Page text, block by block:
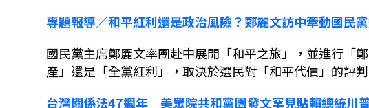
專題報導／和平紅利還是政治風險？鄭麗文訪中牽動國民
國民黨主席鄭麗文率團赴中展開「和平之旅」，並進行「
產」還是「全黨紅利」，取決於選民對「和平代價」的評
台灣關係法47週年 美眾院共和黨團發文罕見貼賴總統川